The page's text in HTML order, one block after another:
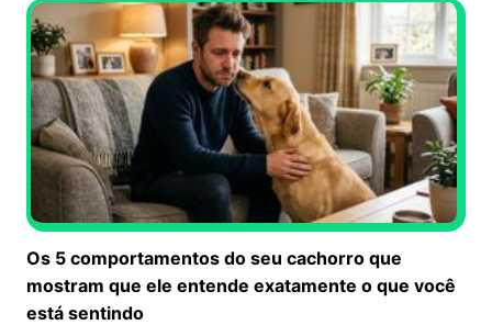
Os 5 comportamentos do seu cachorro que
mostram que ele entende exatamente o que você
está sentindo